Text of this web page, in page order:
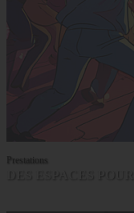
Prestations